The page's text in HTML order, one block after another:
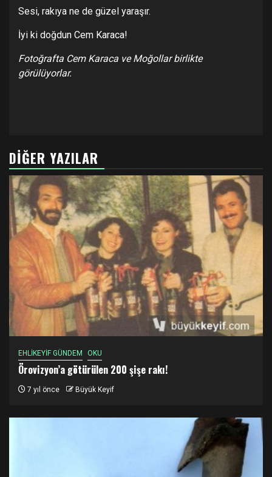
Sesi, rakıya ne de güzel yaraşır.
İyi ki doğdun Cem Karaca!
Fotoğrafta Cem Karaca ve Moğollar birlikte
görülüyorlar.
DIĞER YAZILAR
EHLİKEYİF GÜNDEM OKU
Örovizyon’a götürülen 200 şişe rakı!
7 yıl önce Büyük Keyif